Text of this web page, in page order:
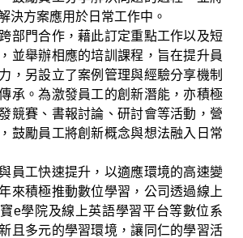
決方案應用於日常工作中。
部門合作，藉此訂定重點工作以及短
並舉辦相應的培訓課程，旨在提升員
，另設立了案例管理與經驗分享機制
承。為激發員工的創新潛能，亦積極
競賽、書報討論、研討會等活動，營
鼓勵員工將創新概念與想法融入日常
員工快速提升，以適應環境的高速變
來積極推動數位學習，公司透過線上
e學院及線上英語學習平台等數位系
且多元的學習環境，讓同仁的學習活